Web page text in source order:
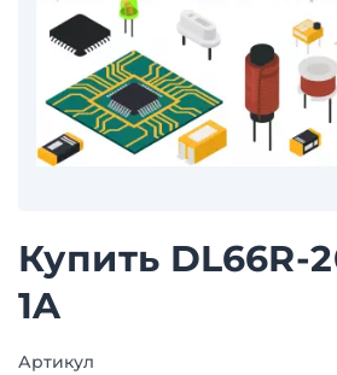
Купить DL66R-
1A
Артикул